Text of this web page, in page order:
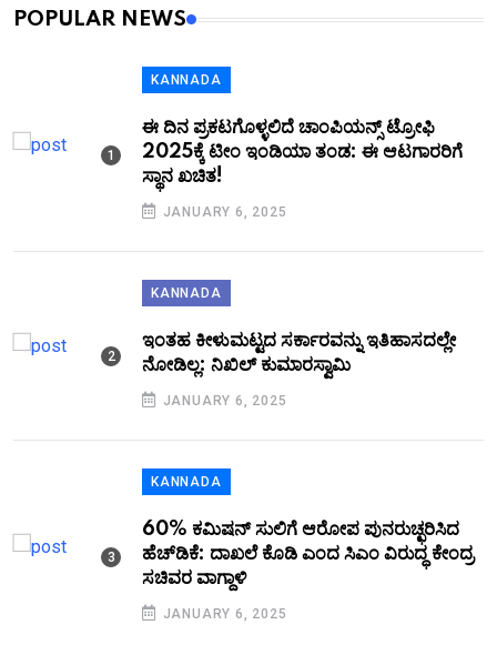
POPULAR NEWS
KANNADA
ಈ ದಿನ ಪ್ರಕಟಗೊಳ್ಳಲಿದೆ ಚಾಂಪಿಯನ್ಸ್ ಟ್ರೋಫಿ
2025ಕ್ಕೆ ಟೀಂ ಇಂಡಿಯಾ ತಂಡ: ಈ ಆಟಗಾರರಿಗೆ
ಸ್ಥಾನ ಖಚಿತ!
JANUARY 6, 2025
KANNADA
ಇಂತಹ ಕೀಳುಮಟ್ಟದ ಸರ್ಕಾರವನ್ನು ಇತಿಹಾಸದಲ್ಲೇ
ನೋಡಿಲ್ಲ: ನಿಖಿಲ್ ಕುಮಾರಸ್ವಾಮಿ
JANUARY 6, 2025
KANNADA
60% ಕಮಿಷನ್ ಸುಲಿಗೆ ಆರೋಪ ಪುನರುಚ್ಛರಿಸಿದ
ಹೆಚ್‌ಡಿಕೆ: ದಾಖಲೆ ಕೊಡಿ ಎಂದ ಸಿಎಂ ವಿರುದ್ಧ ಕೇಂದ್ರ
ಸಚಿವರ ವಾಗ್ದಾಳಿ
JANUARY 6, 2025